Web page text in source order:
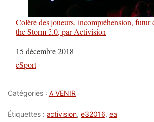
Colère des joueurs, incompréhension,
the Storm 3.0, par Activision
Date
15 décembre 2018
Par rapport à
eSport
Catégories : A VENIR
Étiquettes : activision, e32016, ea